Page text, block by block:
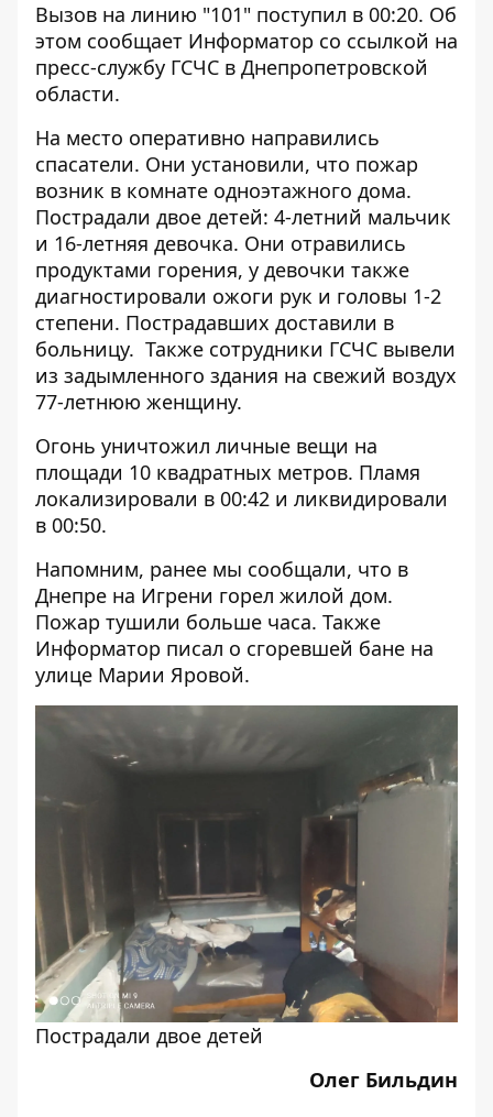
Вызов на линию "101" поступил в 00:20. Об
этом сообщает Информатор со ссылкой на
пресс-службу ГСЧС в Днепропетровской
области.
На место оперативно направились
спасатели. Они установили, что пожар
возник в комнате одноэтажного дома.
Пострадали двое детей: 4-летний мальчик
и 16-летняя девочка. Они отравились
продуктами горения, у девочки также
диагностировали ожоги рук и головы 1-2
степени. Пострадавших доставили в
больницу. Также сотрудники ГСЧС вывели
из задымленного здания на свежий воздух
77-летнюю женщину.
Огонь уничтожил личные вещи на
площади 10 квадратных метров. Пламя
локализировали в 00:42 и ликвидировали
в 00:50.
Напомним, ранее мы сообщали, что в
Днепре на Игрени горел жилой дом.
Пожар тушили больше часа. Также
Информатор писал о сгоревшей бане на
улице Марии Яровой.
Пострадали двое детей
Олег Бильдин